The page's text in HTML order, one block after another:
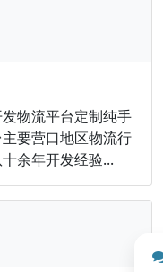
物流平台定制纯手
要营口地区物流行
余年开发经验...